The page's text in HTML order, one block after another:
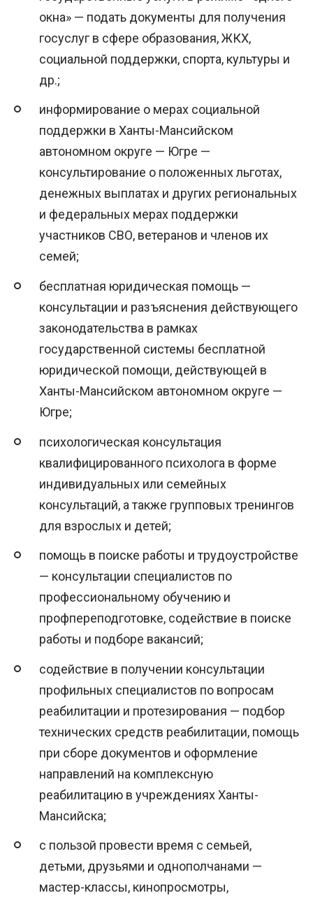
окна» — подать документы для получения
госуслуг в сфере образования, ЖКХ,
социальной поддержки, спорта, культуры и
др.;
информирование о мерах социальной
поддержки в Ханты-Мансийском
автономном округе — Югре —
консультирование о положенных льготах,
денежных выплатах и других региональных
и федеральных мерах поддержки
участников СВО, ветеранов и членов их
семей;
бесплатная юридическая помощь —
консультации и разъяснения действующего
законодательства в рамках
государственной системы бесплатной
юридической помощи, действующей в
Ханты-Мансийском автономном округе —
Югре;
психологическая консультация
квалифицированного психолога в форме
индивидуальных или семейных
консультаций, а также групповых тренингов
для взрослых и детей;
помощь в поиске работы и трудоустройстве
— консультации специалистов по
профессиональному обучению и
профпереподготовке, содействие в поиске
работы и подборе вакансий;
содействие в получении консультации
профильных специалистов по вопросам
реабилитации и протезирования — подбор
технических средств реабилитации, помощь
при сборе документов и оформление
направлений на комплексную
реабилитацию в учреждениях Ханты-
Мансийска;
с пользой провести время с семьей,
детьми, друзьями и однополчанами —
мастер-классы, кинопросмотры,